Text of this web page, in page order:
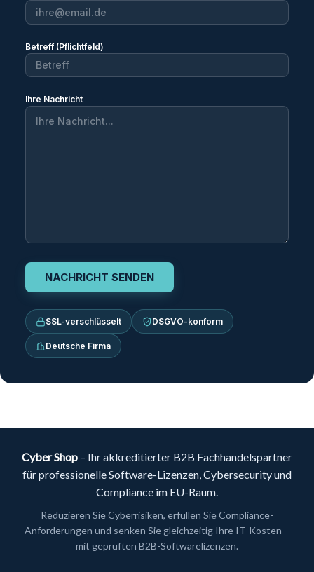
Betreff (Pflichtfeld)
Ihre Nachricht
SSL-verschlüsselt DSGVO-konform
Deutsche Firma
Cyber Shop – Ihr akkreditierter B2B Fachhandelspartner
für professionelle Software-Lizenzen, Cybersecurity und
Compliance im EU-Raum.
Reduzieren Sie Cyberrisiken, erfüllen Sie Compliance-
Anforderungen und senken Sie gleichzeitig Ihre IT-Kosten –
mit geprüften B2B-Softwarelizenzen.